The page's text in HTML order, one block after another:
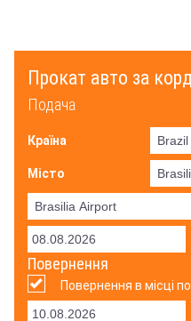
Прокат авто за
Подача
Країна
Місто
Повернення
Повернення в місці